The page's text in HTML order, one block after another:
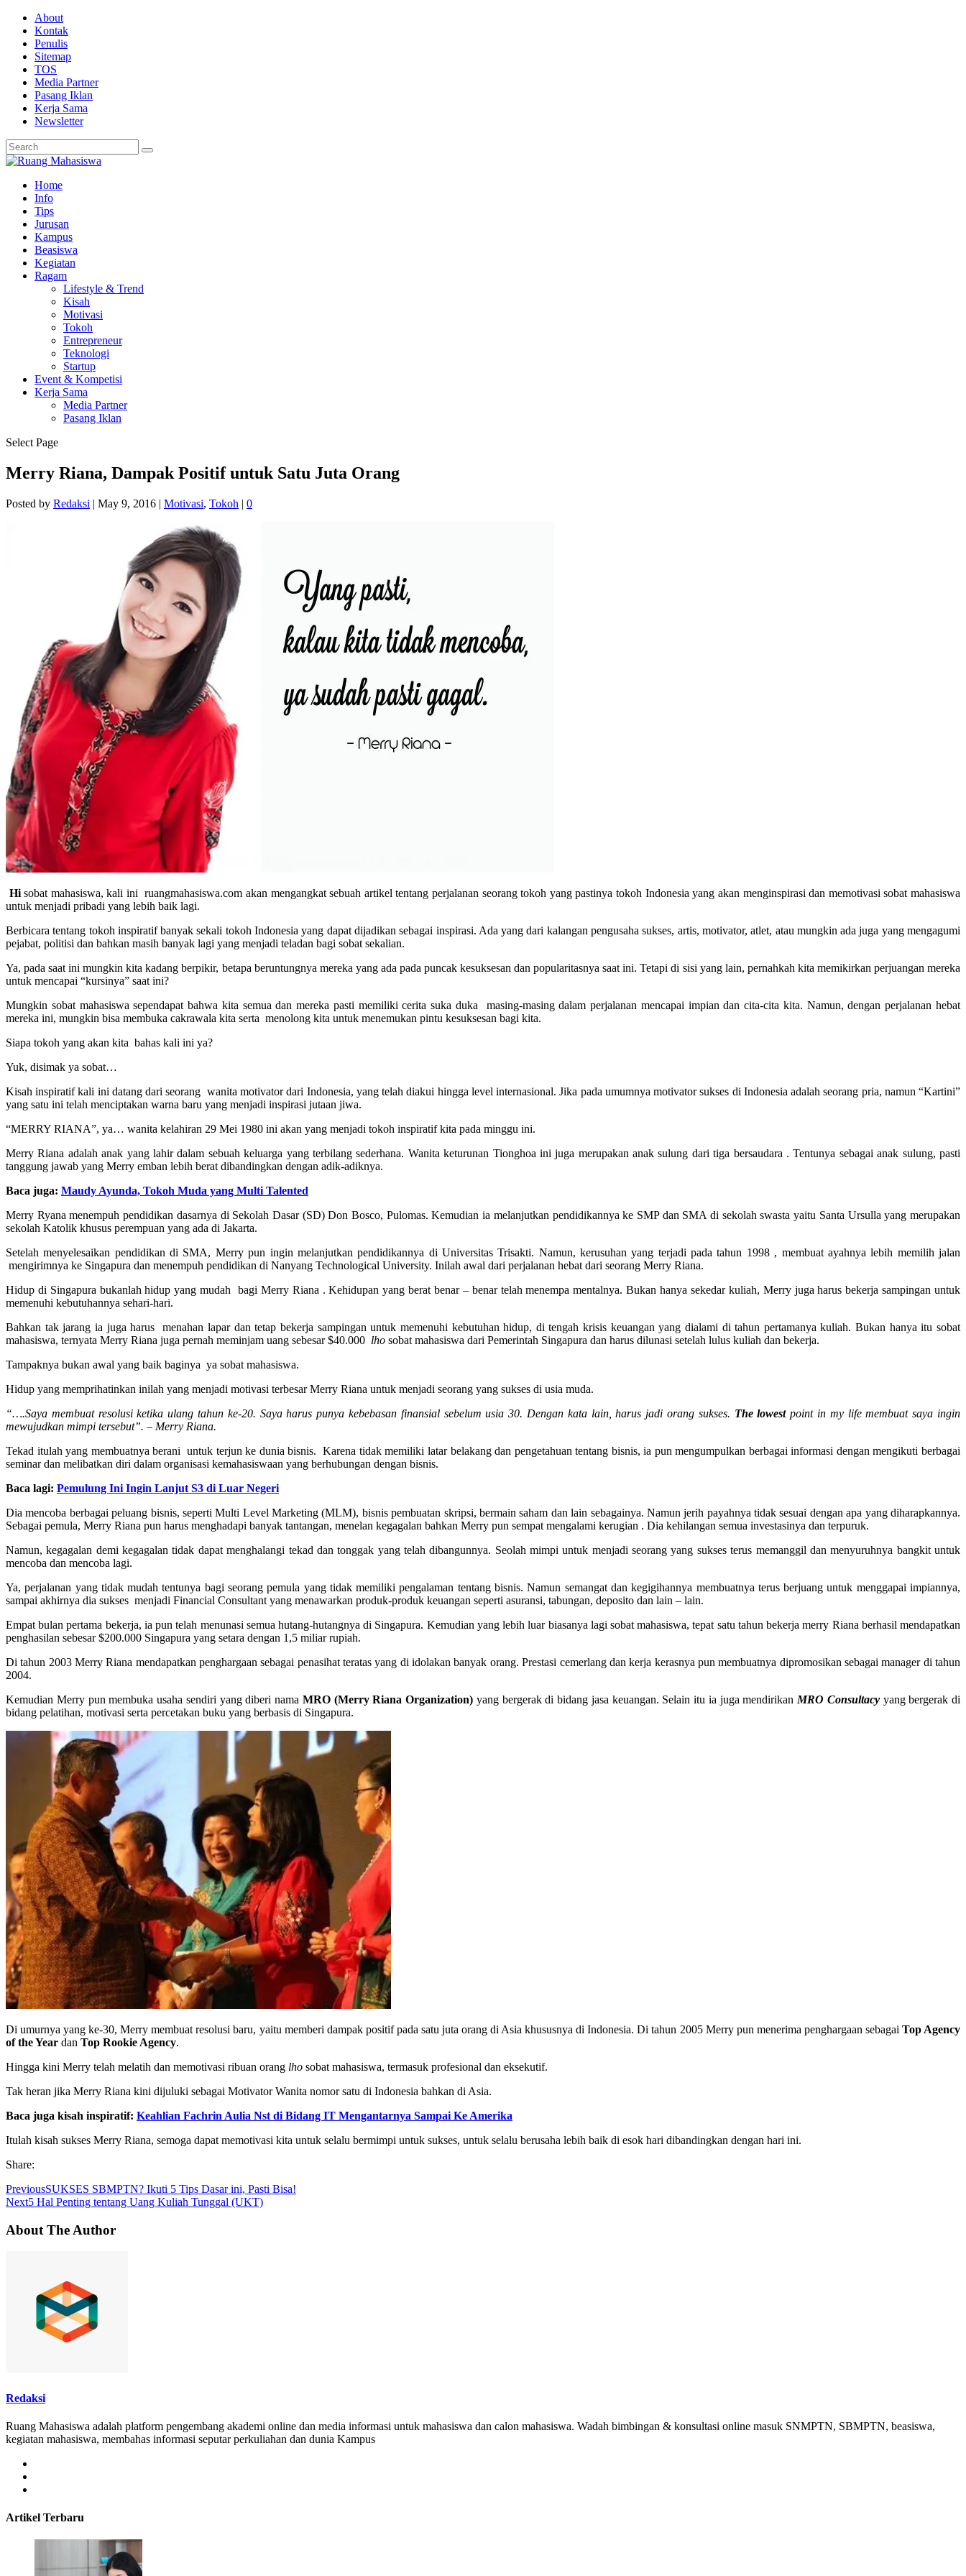
About
Kontak
Penulis
Sitemap
TOS
Media Partner
Pasang Iklan
Kerja Sama
Newsletter
Home
Info
Tips
Jurusan
Kampus
Beasiswa
Kegiatan
Ragam
Lifestyle & Trend
Kisah
Motivasi
Tokoh
Entrepreneur
Teknologi
Startup
Event & Kompetisi
Kerja Sama
Media Partner
Pasang Iklan
Select Page
Merry Riana, Dampak Positif untuk Satu Juta Orang
Posted by Redaksi | May 9, 2016 | Motivasi, Tokoh | 0
Hisobat mahasiswa, kali ini ruangmahasiswa.com akan mengangkat sebuah artikel tentang perjalanan seorang tokoh yang pastinya tokoh Indonesia yang akan menginspirasi dan memotivasi sobat mahasiswa
untuk menjadi pribadi yang lebih baik lagi.
Berbicara tentang tokoh inspiratif banyak sekali tokoh Indonesia yang dapat dijadikan sebagai inspirasi. Ada yang dari kalangan pengusaha sukses, artis, motivator, atlet, atau mungkin ada juga yang mengagumi
pejabat, politisi dan bahkan masih banyak lagi yang menjadi teladan bagi sobat sekalian.
Ya, pada saat ini mungkin kita kadang berpikir, betapa beruntungnya mereka yang ada pada puncak kesuksesan dan popularitasnya saat ini. Tetapi di sisi yang lain, pernahkah kita memikirkan perjuangan mereka
untuk mencapai “kursinya” saat ini?
Mungkin sobat mahasiswa sependapat bahwa kita semua dan mereka pasti memiliki cerita suka duka masing-masing dalam perjalanan mencapai impian dan cita-cita kita. Namun, dengan perjalanan hebat
mereka ini, mungkin bisa membuka cakrawala kita serta menolong kita untuk menemukan pintu kesuksesan bagi kita.
Siapa tokoh yang akan kita bahas kali ini ya?
Yuk, disimak ya sobat…
Kisah inspiratif kali ini datang dari seorang wanita motivator dari Indonesia, yang telah diakui hingga level internasional. Jika pada umumnya motivator sukses di Indonesia adalah seorang pria, namun “Kartini”
yang satu ini telah menciptakan warna baru yang menjadi inspirasi jutaan jiwa.
“MERRY RIANA”, ya… wanita kelahiran 29 Mei 1980 ini akan yang menjadi tokoh inspiratif kita pada minggu ini.
Merry Riana adalah anak yang lahir dalam sebuah keluarga yang terbilang sederhana. Wanita keturunan Tionghoa ini juga merupakan anak sulung dari tiga bersaudara . Tentunya sebagai anak sulung, pasti
tanggung jawab yang Merry emban lebih berat dibandingkan dengan adik-adiknya.
Baca juga: Maudy Ayunda, Tokoh Muda yang Multi Talented
Merry Ryana menempuh pendidikan dasarnya di Sekolah Dasar (SD) Don Bosco, Pulomas. Kemudian ia melanjutkan pendidikannya ke SMP dan SMA di sekolah swasta yaitu Santa Ursulla yang merupakan
sekolah Katolik khusus perempuan yang ada di Jakarta.
Setelah menyelesaikan pendidikan di SMA, Merry pun ingin melanjutkan pendidikannya di Universitas Trisakti. Namun, kerusuhan yang terjadi pada tahun 1998 , membuat ayahnya lebih memilih jalan
mengirimnya ke Singapura dan menempuh pendidikan di Nanyang Technological University. Inilah awal dari perjalanan hebat dari seorang Merry Riana.
Hidup di Singapura bukanlah hidup yang mudah bagi Merry Riana . Kehidupan yang berat benar – benar telah menempa mentalnya. Bukan hanya sekedar kuliah, Merry juga harus bekerja sampingan untuk
memenuhi kebutuhannya sehari-hari.
Bahkan tak jarang ia juga harus menahan lapar dan tetap bekerja sampingan untuk memenuhi kebutuhan hidup, di tengah krisis keuangan yang dialami di tahun pertamanya kuliah. Bukan hanya itu sobat
mahasiswa, ternyata Merry Riana juga pernah meminjam uang sebesar $40.000 lho sobat mahasiswa dari Pemerintah Singapura dan harus dilunasi setelah lulus kuliah dan bekerja.
Tampaknya bukan awal yang baik baginya ya sobat mahasiswa.
Hidup yang memprihatinkan inilah yang menjadi motivasi terbesar Merry Riana untuk menjadi seorang yang sukses di usia muda.
“….Saya membuat resolusi ketika ulang tahun ke-20. Saya harus punya kebebasan finansial sebelum usia 30. Dengan kata lain, harus jadi orang sukses. The lowestpoint in my life membuat saya ingin
mewujudkan mimpi tersebut”. – Merry Riana.
Tekad itulah yang membuatnya berani untuk terjun ke dunia bisnis. Karena tidak memiliki latar belakang dan pengetahuan tentang bisnis, ia pun mengumpulkan berbagai informasi dengan mengikuti berbagai
seminar dan melibatkan diri dalam organisasi kemahasiswaan yang berhubungan dengan bisnis.
Baca lagi: Pemulung Ini Ingin Lanjut S3 di Luar Negeri
Dia mencoba berbagai peluang bisnis, seperti Multi Level Marketing (MLM), bisnis pembuatan skripsi, bermain saham dan lain sebagainya. Namun jerih payahnya tidak sesuai dengan apa yang diharapkannya.
Sebagai pemula, Merry Riana pun harus menghadapi banyak tantangan, menelan kegagalan bahkan Merry pun sempat mengalami kerugian . Dia kehilangan semua investasinya dan terpuruk.
Namun, kegagalan demi kegagalan tidak dapat menghalangi tekad dan tonggak yang telah dibangunnya. Seolah mimpi untuk menjadi seorang yang sukses terus memanggil dan menyuruhnya bangkit untuk
mencoba dan mencoba lagi.
Ya, perjalanan yang tidak mudah tentunya bagi seorang pemula yang tidak memiliki pengalaman tentang bisnis. Namun semangat dan kegigihannya membuatnya terus berjuang untuk menggapai impiannya,
sampai akhirnya dia sukses menjadi Financial Consultant yang menawarkan produk-produk keuangan seperti asuransi, tabungan, deposito dan lain – lain.
Empat bulan pertama bekerja, ia pun telah menunasi semua hutang-hutangnya di Singapura. Kemudian yang lebih luar biasanya lagi sobat mahasiswa, tepat satu tahun bekerja merry Riana berhasil mendapatkan
penghasilan sebesar $200.000 Singapura yang setara dengan 1,5 miliar rupiah.
Di tahun 2003 Merry Riana mendapatkan penghargaan sebagai penasihat teratas yang di idolakan banyak orang. Prestasi cemerlang dan kerja kerasnya pun membuatnya dipromosikan sebagai manager di tahun
2004.
Kemudian Merry pun membuka usaha sendiri yang diberi nama MRO (Merry Riana Organization) yang bergerak di bidang jasa keuangan. Selain itu ia juga mendirikan MRO Consultacyyang bergerak di
bidang pelatihan, motivasi serta percetakan buku yang berbasis di Singapura.
Di umurnya yang ke-30, Merry membuat resolusi baru, yaitu memberi dampak positif pada satu juta orang di Asia khususnya di Indonesia. Di tahun 2005 Merry pun menerima penghargaan sebagai Top Agency
of the Year dan Top Rookie Agency.
Hingga kini Merry telah melatih dan memotivasi ribuan orang lho sobat mahasiswa, termasuk profesional dan eksekutif.
Tak heran jika Merry Riana kini dijuluki sebagai Motivator Wanita nomor satu di Indonesia bahkan di Asia.
Baca juga kisah inspiratif: Keahlian Fachrin Aulia Nst di Bidang IT Mengantarnya Sampai Ke Amerika
Itulah kisah sukses Merry Riana, semoga dapat memotivasi kita untuk selalu bermimpi untuk sukses, untuk selalu berusaha lebih baik di esok hari dibandingkan dengan hari ini.
Share:
PreviousSUKSES SBMPTN? Ikuti 5 Tips Dasar ini, Pasti Bisa!
Next5 Hal Penting tentang Uang Kuliah Tunggal (UKT)
About The Author
Redaksi
Ruang Mahasiswa adalah platform pengembang akademi online dan media informasi untuk mahasiswa dan calon mahasiswa. Wadah bimbingan & konsultasi online masuk SNMPTN, SBMPTN, beasiswa,
kegiatan mahasiswa, membahas informasi seputar perkuliahan dan dunia Kampus
Artikel Terbaru